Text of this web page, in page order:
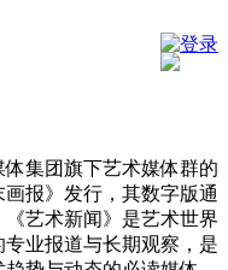
登录
体集团旗下艺术媒体群的
报》发行，其数字版通
《艺术新闻》是艺术世界
业报道与长期观察，是